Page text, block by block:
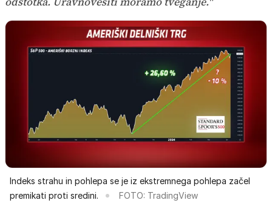
Indeks strahu in pohlepa se je iz ekstremnega pohlepa začel
premikati proti sredini.
FOTO: TradingView